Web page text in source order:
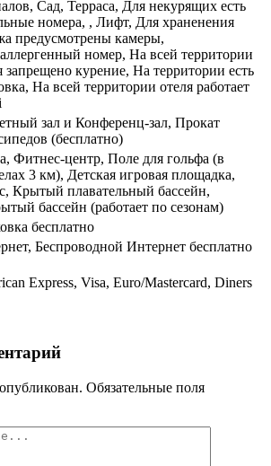
Сад, Терраса, Для некурящих есть
номера, , Лифт, Для храненения
предусмотрены камеры,
номер, На всей территории
запрещено курение, На территории есть
На всей территории отеля работает
зал и Конференц-зал, Прокат
(бесплатно)
Фитнес-центр, Поле для гольфа (в
3 км), Детская игровая площадка,
Крытый плавательный бассейн,
бассейн (работает по сезонам)
бесплатно
Беспроводной Интернет бесплатно
Express, Visa, Euro/Mastercard, Diners
Обязательные поля